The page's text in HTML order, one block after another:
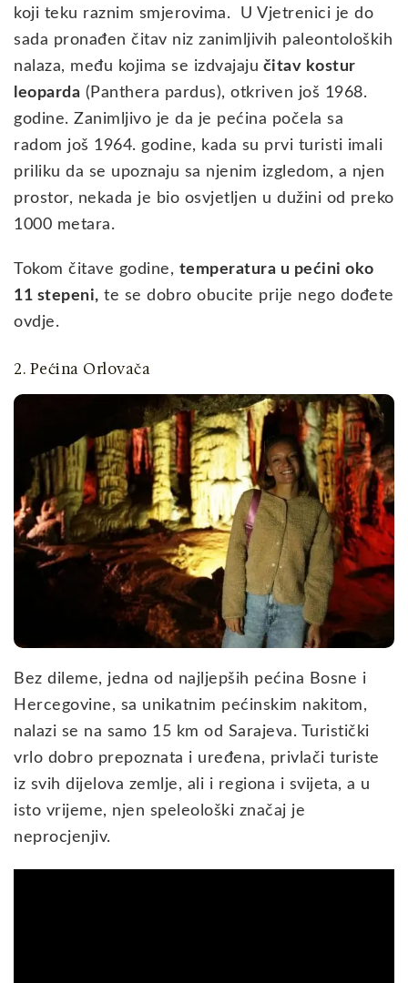
koji teku raznim smjerovima. U Vjetrenici je do
sada pronađen čitav niz zanimljivih paleontoloških
nalaza, među kojima se izdvajaju čitav kostur
leoparda (Panthera pardus), otkriven još 1968.
godine. Zanimljivo je da je pećina počela sa
radom još 1964. godine, kada su prvi turisti imali
priliku da se upoznaju sa njenim izgledom, a njen
prostor, nekada je bio osvjetljen u dužini od preko
1000 metara.
Tokom čitave godine, temperatura u pećini oko
11 stepeni, te se dobro obucite prije nego dođete
ovdje.
2. Pećina Orlovača
Bez dileme, jedna od najljepših pećina Bosne i
Hercegovine, sa unikatnim pećinskim nakitom,
nalazi se na samo 15 km od Sarajeva. Turistički
vrlo dobro prepoznata i uređena, privlači turiste
iz svih dijelova zemlje, ali i regiona i svijeta, a u
isto vrijeme, njen speleološki značaj je
neprocjenjiv.